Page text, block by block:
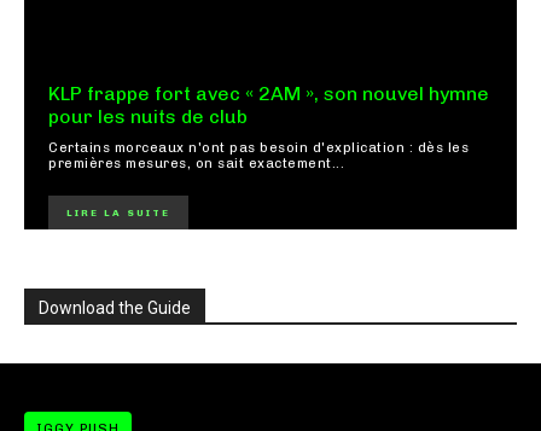
KLP frappe fort avec « 2AM », son nouvel hymne
pour les nuits de club
Certains morceaux n'ont pas besoin d'explication : dès les
premières mesures, on sait exactement...
LIRE LA SUITE
Download the Guide